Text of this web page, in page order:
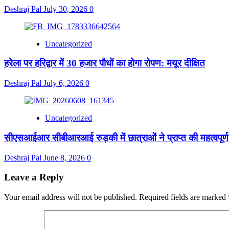
Deshraj Pal July 30, 2026 0
Uncategorized
हरेला पर हरिद्वार में 30 हजार पौधों का होगा रोपण: मयूर दीक्षित
Deshraj Pal July 6, 2026 0
Uncategorized
सीएसआईआर सीबीआरआई रुड़की में छात्राओं ने प्राप्त की महत्वपूर्ण
Deshraj Pal June 8, 2026 0
Leave a Reply
Your email address will not be published. Required fields are marked